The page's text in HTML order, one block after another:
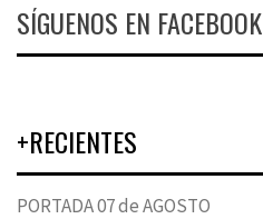
SÍGUENOS EN FACEBOOK
+RECIENTES
PORTADA 07 de AGOSTO